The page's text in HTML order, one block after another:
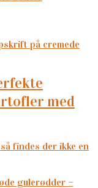
med
findes der ikke en